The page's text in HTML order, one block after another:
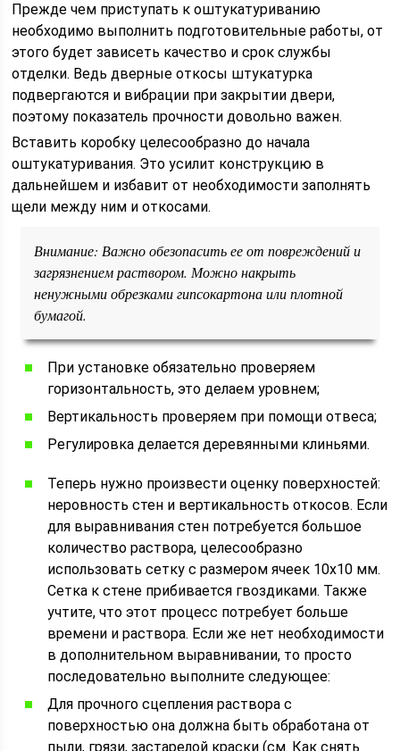
Прежде чем приступать к оштукатуриванию
необходимо выполнить подготовительные работы, от
этого будет зависеть качество и срок службы
отделки. Ведь дверные откосы штукатурка
подвергаются и вибрации при закрытии двери,
поэтому показатель прочности довольно важен.
Вставить коробку целесообразно до начала
оштукатуривания. Это усилит конструкцию в
дальнейшем и избавит от необходимости заполнять
щели между ним и откосами.
Внимание: Важно обезопасить ее от повреждений и
загрязнением раствором. Можно накрыть
ненужными обрезками гипсокартона или плотной
бумагой.
При установке обязательно проверяем
горизонтальность, это делаем уровнем;
Вертикальность проверяем при помощи отвеса;
Регулировка делается деревянными клиньями.
Теперь нужно произвести оценку поверхностей:
неровность стен и вертикальность откосов. Если
для выравнивания стен потребуется большое
количество раствора, целесообразно
использовать сетку с размером ячеек 10х10 мм.
Сетка к стене прибивается гвоздиками. Также
учтите, что этот процесс потребует больше
времени и раствора. Если же нет необходимости
в дополнительном выравнивании, то просто
последовательно выполните следующее:
Для прочного сцепления раствора с
поверхностью она должна быть обработана от
пыли, грязи, застарелой краски (см. Как снять